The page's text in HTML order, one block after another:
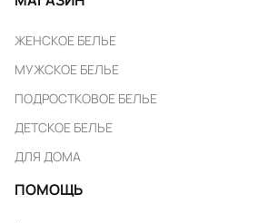
ЖЕНСКОЕ БЕЛЬЕ
МУЖСКОЕ БЕЛЬЕ
ПОДРОСТКОВОЕ БЕЛЬЕ
ДЕТСКОЕ БЕЛЬЕ
ДЛЯ ДОМА
ПОМОЩЬ